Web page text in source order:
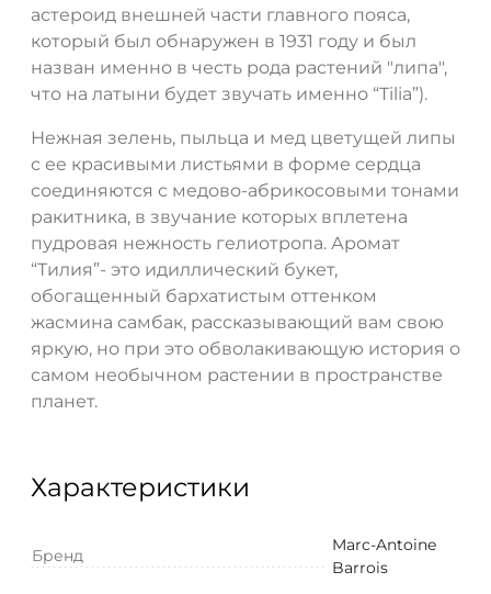
астероид внешней части главного пояса,
который был обнаружен в 1931 году и был
назван именно в честь рода растений "липа",
что на латыни будет звучать именно “Tilia”).
Нежная зелень, пыльца и мед цветущей липы
с ее красивыми листьями в форме сердца
соединяются с медово-абрикосовыми тонами
ракитника, в звучание которых вплетена
пудровая нежность гелиотропа. Аромат
“Тилия”- это идиллический букет,
обогащенный бархатистым оттенком
жасмина самбак, рассказывающий вам свою
яркую, но при это обволакивающую история о
самом необычном растении в пространстве
планет.
Характеристики
Бренд
Marc-Antoine
Barrois